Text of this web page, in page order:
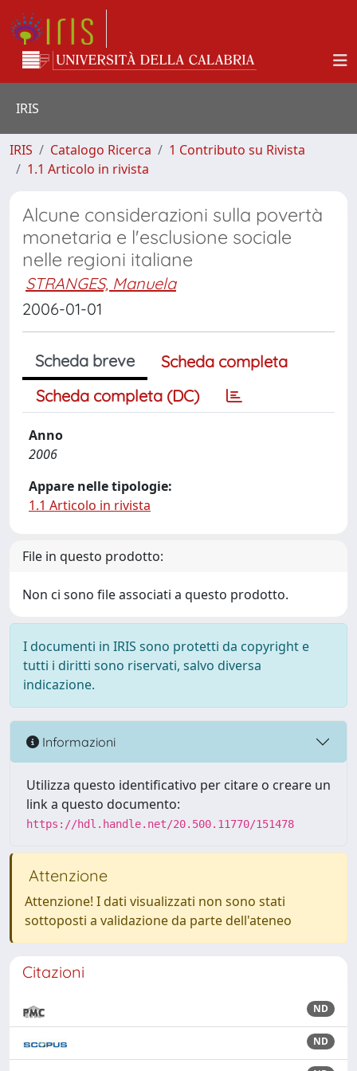
IRIS
IRIS Catalogo Ricerca
1 Contributo su Rivista
1.1 Articolo in rivista
Alcune considerazioni sulla povertà
monetaria e l'esclusione sociale
nelle regioni italiane
STRANGES, Manuela
2006-01-01
Scheda breve
Scheda completa
Scheda completa (DC)
Anno
2006
Appare nelle tipologie:
1.1 Articolo in rivista
File in questo prodotto:
Non ci sono file associati a questo prodotto.
I documenti in IRIS sono protetti da copyright e
tutti i diritti sono riservati, salvo diversa
indicazione.
Informazioni
Utilizza questo identificativo per citare o creare un
link a questo documento:
https://hdl.handle.net/20.500.11770/151478
Attenzione
Attenzione! I dati visualizzati non sono stati
sottoposti a validazione da parte dell'ateneo
Citazioni
ND
ND